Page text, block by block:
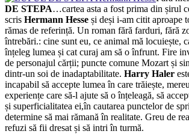
DE STEPA…cartea asta a fost prima din șirul
scris Hermann Hesse și deși i-am citit aproape
rămas de referință. Un roman fără farduri, fără
întrebări.: cine sunt eu, ce animal mă locuiește,
înțeleg lumea și cat curaj am să o înfrunt. Fire
de personajul cărții; puncte comune Mozart și
dintr-un soi de inadaptabilitate. Harry Haler
incapabil să accepte lumea în care trăiește,
experiențe care să-l ajute să o înțeleagă, să
și superficialitatea ei,în cautarea punctelor de
determine să mai rămană în realitate. Greu de
refuzi să fii dresat și să intri în turmă.